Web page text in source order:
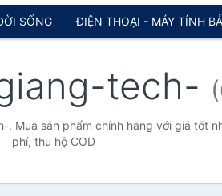
SỐNG ĐIỆN THOẠI - MÁY TÍNH
tech-
Mua sản phẩm chính hãng với giá tốt
phí, thu hộ COD